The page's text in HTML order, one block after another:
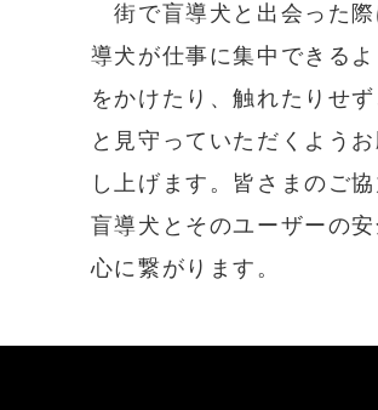
街で盲導犬と出会った際
導犬が仕事に集中できる
をかけたり、触れたりせず
と見守っていただくようお
し上げます。皆さまのご協
盲導犬とそのユーザーの
心に繋がります。